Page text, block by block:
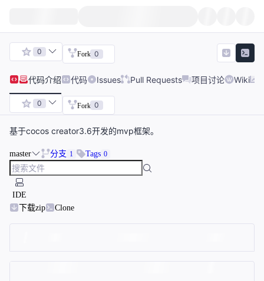
0 Fork 0
代码介绍 代码 Issues Pull Requests 项目讨论 Wiki
0 Fork 0
基于cocos creator3.6开发的mvp框架。
master 分支 1 Tags 0
IDE
下载zip
Clone